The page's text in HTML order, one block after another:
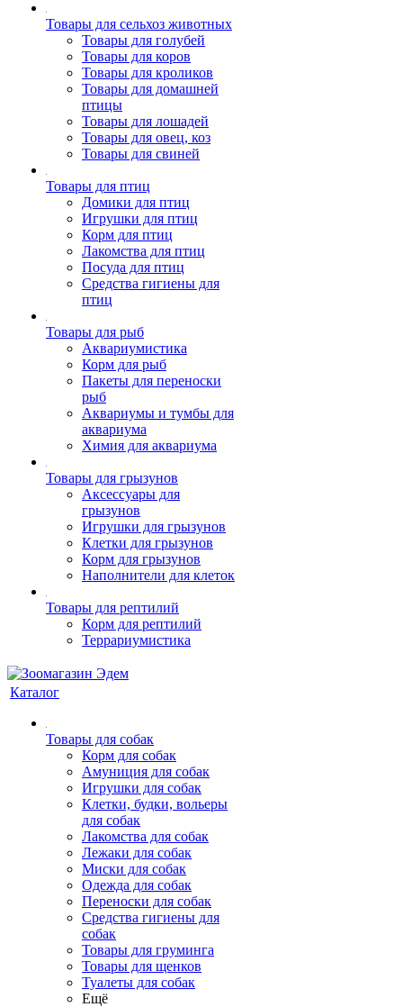
Товары для сельхоз животных
Товары для голубей
Товары для коров
Товары для кроликов
Товары для домашней
птицы
Товары для лошадей
Товары для овец, коз
Товары для свиней
Товары для птиц
Домики для птиц
Игрушки для птиц
Корм для птиц
Лакомства для птиц
Посуда для птиц
Средства гигиены для
птиц
Товары для рыб
Аквариумистика
Корм для рыб
Пакеты для переноски
рыб
Аквариумы и тумбы для
аквариума
Химия для аквариума
Товары для грызунов
Аксессуары для
грызунов
Игрушки для грызунов
Клетки для грызунов
Корм для грызунов
Наполнители для клеток
Товары для рептилий
Корм для рептилий
Террариумистика
Каталог
Товары для собак
Корм для собак
Амуниция для собак
Игрушки для собак
Клетки, будки, вольеры
для собак
Лакомства для собак
Лежаки для собак
Миски для собак
Одежда для собак
Переноски для собак
Средства гигиены для
собак
Товары для груминга
Товары для щенков
Туалеты для собак
Ещё